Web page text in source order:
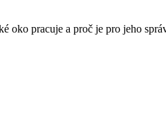
oko pracuje a proč je pro jeho